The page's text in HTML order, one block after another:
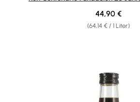
(64,14 € / 1 Liter)
Regulärer
44,90 €